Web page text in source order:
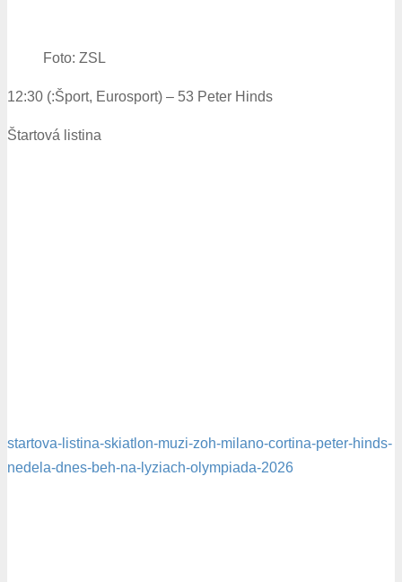
Foto: ZSL
12:30 (:Šport, Eurosport) – 53 Peter Hinds
Štartová listina
startova-listina-skiatlon-muzi-zoh-milano-cortina-peter-hinds-
nedela-dnes-beh-na-lyziach-olympiada-2026